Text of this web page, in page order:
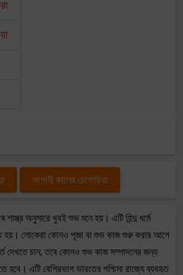
আগামী কালের চোগাড়িয়া
শাস্ত্র অনুসারে খুবই শুভ মনে হয়। এটি হিন্দু ধর্মে
হয়। লোকেরা কোনও পূজা বা শুভ কাজ শুরু করার আগে
দেখতে চান, তবে কোনও শুভ কাজ সম্পাদনের জন্য
হবে। এটি বেশিরভাগ ভারতের পশ্চিমা রাজ্যে ব্যবহৃত